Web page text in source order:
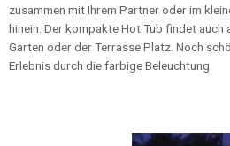
zusammen mit Ihrem Partner oder im
hinein. Der kompakte Hot Tub findet auch
Garten oder der Terrasse Platz. Noch
Erlebnis durch die farbige Beleuchtung.